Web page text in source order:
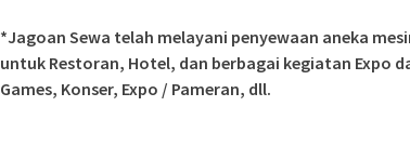
*Jagoan Sewa telah melayani penyewaan aneka
untuk Restoran, Hotel, dan berbagai kegiatan Expo
Games, Konser, Expo / Pameran, dll.